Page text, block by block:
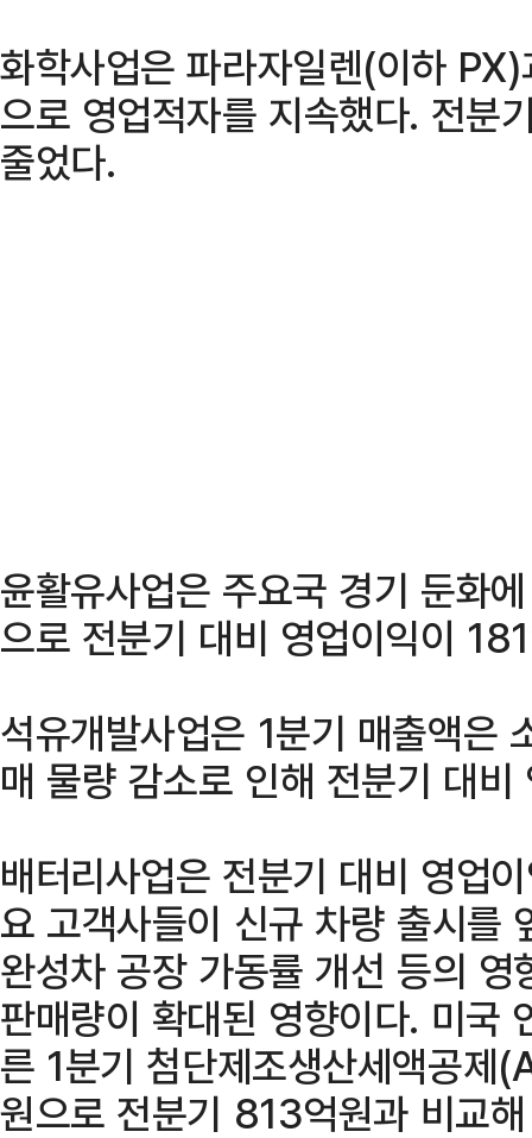
화학사업은 파라자일렌(이하
으로 영업적자를 지속했다. 전분
줄었다.
윤활유사업은 주요국 경기 둔화
으로 전분기 대비 영업이익이
석유개발사업은 1분기 매출액은
매 물량 감소로 인해 전분기 대
배터리사업은 전분기 대비 영업
요 고객사들이 신규 차량 출시를
완성차 공장 가동률 개선 등의
판매량이 확대된 영향이다. 미국
른 1분기 첨단제조생산세액공
원으로 전분기 813억원과 비교